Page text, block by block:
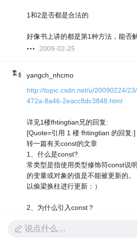
1和2是否都是合法的
好像书上讲的都是第1种方法，能否
2009-02-25
yangch_nhcmo
http://topic.csdn.net/u/20090224/
472a-8a46-2eacc8dc3848.html
详见1楼fhtingtian兄的回复:
[Quote=引用 1 楼 fhtingtian 的回复:]
转一篇有关const的文章
1、什么是const?
常类型是指使用类型修饰符const说
的变量或对象的值是不能被更新的
以偷梁换柱进行更新：）
2、为什么引入const？
除它的缺点，同时继承它的优点。
说点什么…